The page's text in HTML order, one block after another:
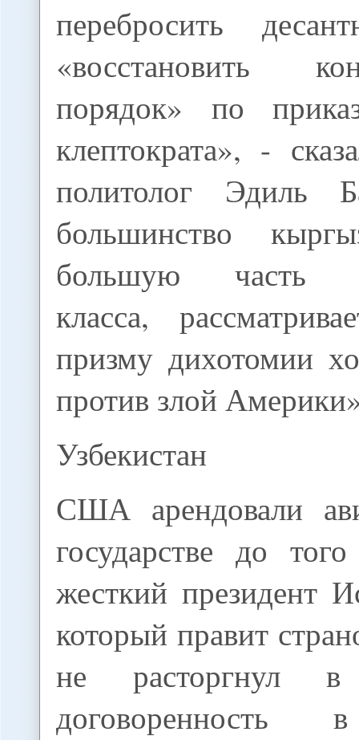
перебросить
«восстановить
порядок» по
клептократа», -
политолог Эдиль
большинство
большую часть
класса,
призму дихотомии
против злой
Узбекистан
США арендовали
государстве до
жесткий президент
который правит
не расторгнул
договоренность